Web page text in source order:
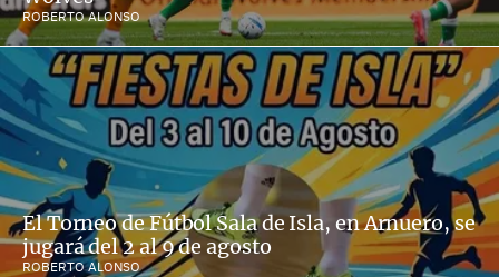
ROBERTO ALONSO
El Torneo de Fútbol Sala de Isla, en Arnuero, se
jugará del 2 al 9 de agosto
ROBERTO ALONSO